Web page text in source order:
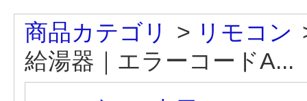
商品カテゴリ > リモコン
給湯器｜エラーコードA...